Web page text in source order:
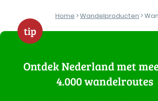
Home >Wandelproducten >
tip
Ontdek Nederland met
4.000 wandelroutes